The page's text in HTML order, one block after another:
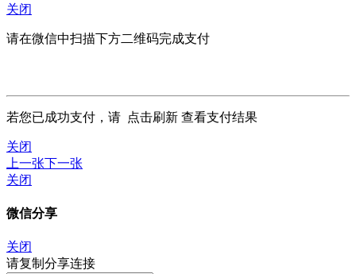
关闭
请在微信中扫描下方二维码完成支付
若您已成功支付，请 点击刷新 查看支付结果
关闭
上一张下一张
关闭
微信分享
关闭
请复制分享连接